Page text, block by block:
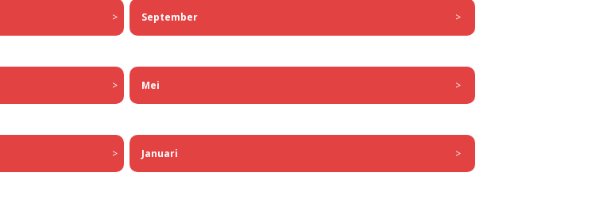
> September >
> Mei >
> Januari >